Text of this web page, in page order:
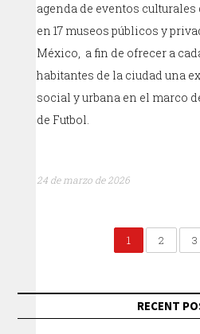
agenda de eventos culturales
en 17 museos públicos y
México, a fin de ofrecer a
habitantes de la ciudad una
social y urbana en el marco
de Futbol.
24 de marzo de 2026
1 2 3
RECENT